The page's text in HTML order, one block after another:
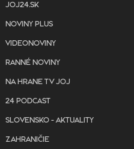
JOJ24.SK
NOVINY PLUS
VIDEONOVINY
RANNÉ NOVINY
NA HRANE TV JOJ
24 PODCAST
SLOVENSKO - AKTUALITY
ZAHRANIČIE